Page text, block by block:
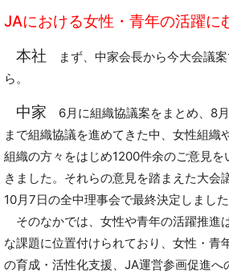
JAにおける女性・青年の活躍に
本社 まず、中家会長から今大会議
ら。
中家 6月に組織協議案をまとめ、8
まで組織協議を進めてきた中、女性組織
組織の方々をはじめ1200件余のご意見を
きました。それらの意見を踏まえた大会
10月7日の全中理事会で最終決定しました
そのなかでは、女性や青年の活躍推進
な課題に位置付けられており、女性・青
の育成・活性化支援、JA運営参画促進へ